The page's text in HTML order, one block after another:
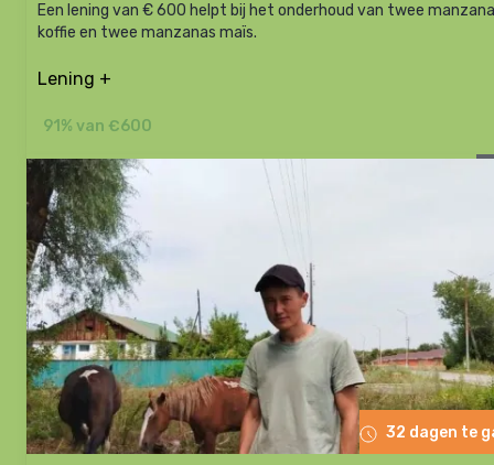
Een lening van € 600 helpt bij het onderhoud van twee
koffie en twee manzanas maïs.
Lening +
91% van €600
32 dagen te